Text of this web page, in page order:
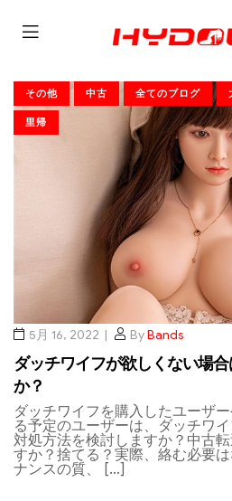
その他 中古 全てのブログ
里帰
5月 16, 2022 ByBands
ダッチワイフが欲しくない場
か？
ダッチワイフを購入したユーザ
る予定のユーザーは、ダッチワ
対処方法を検討しますか？中古
すか？捨てる？実際、絡む必要
ナンスの質、 […]